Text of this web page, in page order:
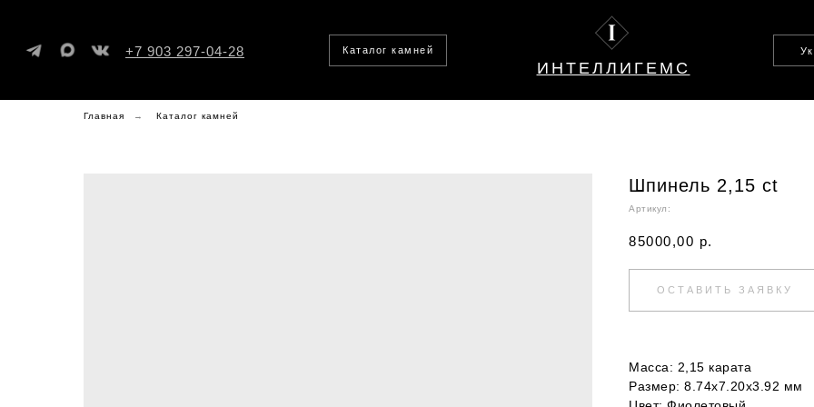
ИНТЕЛЛИГЕМС
Каталог камней
+7 903 297-04-28
Главная → Каталог камней
Шпинель 2,15 ct
Артикул:
85000,00 р.
ОСТАВИТЬ ЗАЯВКУ
Масса: 2,15 карата
Размер: 8.74х7.20х3.92 мм